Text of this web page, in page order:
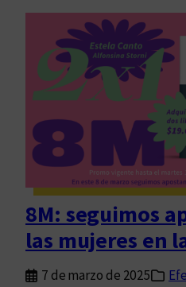
3
0
a
ñ
o
s
l
n
a
c
i
m
8M: seguimos
las mujeres en
7 de marzo de 2025